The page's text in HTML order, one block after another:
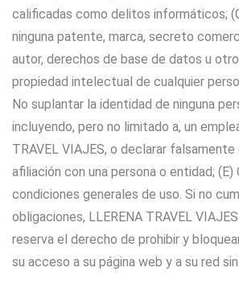
calificadas como delitos informáticos;
ninguna patente, marca, secreto
autor, derechos de base de datos u
propiedad intelectual de cualquier
No suplantar la identidad de ninguna
incluyendo, pero no limitado a, un
TRAVEL VIAJES, o declarar
afiliación con una persona o entidad;
condiciones generales de uso. Si no
obligaciones, LLERENA TRAVEL
reserva el derecho de prohibir y
su acceso a su página web y a su red